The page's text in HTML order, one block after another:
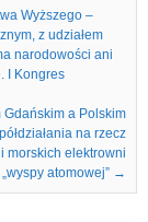
Wyższego –
z udziałem
narodowości ani
I Kongres
a Polskim
na rzecz
morskich elektrowni
atomowej” →